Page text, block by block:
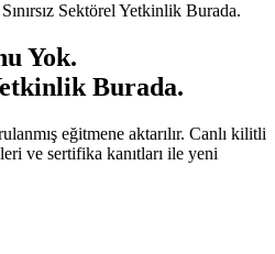
Sektörel Yetkinlik Burada.
Yok.
Burada.
eğitmene aktarılır. Canlı kilitli
ve sertifika kanıtları ile yeni